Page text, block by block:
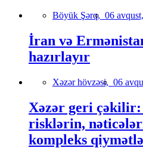
Böyük Şərq, 06
İran və
hazırlayır
Xəzər hövzəsi, 06
Xəzər geri çəkilir:
risklərin,
kompleks